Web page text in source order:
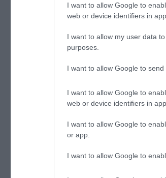
I want to allow Google to
web or device identifiers in
I want to allow my user data
purposes.
I want to allow Google to
I want to allow Google to
web or device identifiers in
I want to allow Google to
or app.
I want to allow Google to